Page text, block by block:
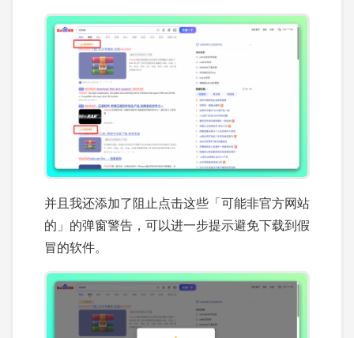
并且我还添加了阻止点击这些「可能非官方网站
的」的弹窗警告，可以进一步提示避免下载到假
冒的软件。